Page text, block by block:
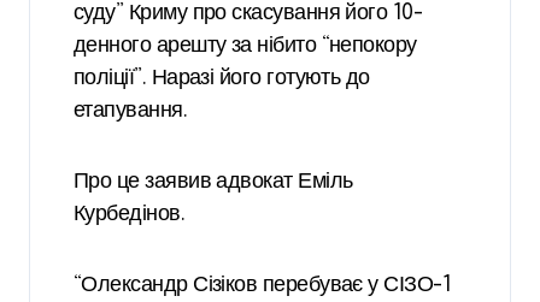
суду” Криму про скасування його 10-
денного арешту за нібито “непокору
поліції”. Наразі його готують до
етапування.
Про це заявив адвокат Еміль
Курбедінов.
“Олександр Сізіков перебуває у СІЗО-1